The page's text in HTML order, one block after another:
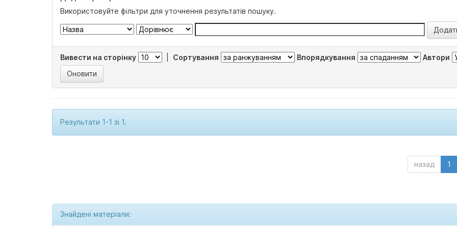
Використовуйте фільтри для уточнення результатів пошуку.
Вивести на сторінку Сортування Впорядкування Автори
Результати 1-1 зі 1.
назад 1
Знайдені матеріали: